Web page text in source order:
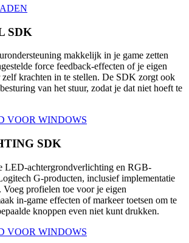
SDK
makkelijk in je game zetten
force feedback-effecten of je eigen
zelf krachten in te stellen. De SDK zorgt ook
van het stuur, zodat je dat niet hoeft te
VOOR WINDOWS
SDK
LED-achtergrondverlichting en RGB-
G-producten, inclusief implementatie
profielen toe voor je eigen
in-game effecten of markeer toetsen om te
knoppen even niet kunt drukken.
VOOR WINDOWS